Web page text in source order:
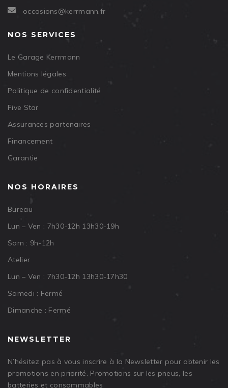
occasions@kerrmann.fr
NOS SERVICES
Le Garage Kerrmann
Mentions légales
Politique de confidentialité
Five Star
Assurances partenaires
Financement
Garantie
NOS HORAIRES
Bureau
Lun – Ven : 7h30-12h 13h30-19h
Sam : 9h-12h
Atelier
Lun – Ven : 7h30-12h 13h30-17h30
Samedi : Fermé
Dimanche : Fermé
NEWSLETTER
N’hésitez pas à vous inscrire à la Newsletter pour obtenir les
promotions en priorité. Promotions sur les pneus, les
batteries et consommables